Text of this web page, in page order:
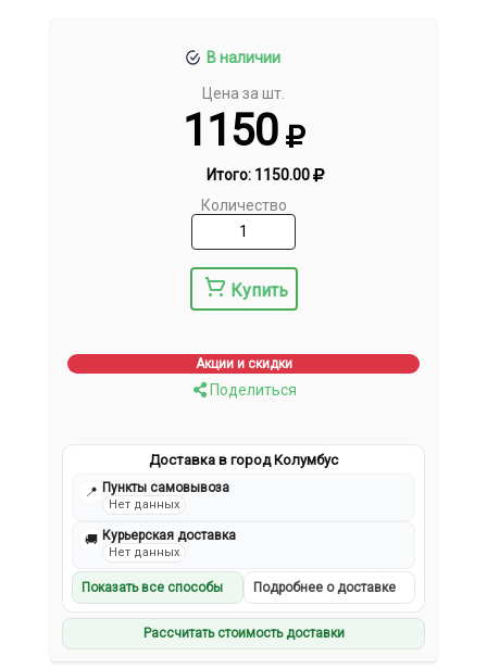
В наличии
Цена за шт.
1150
Итого: 1150.00
Количество
Купить
Акции и скидки
Поделиться
Доставка в город Колумбус
📍 Пункты самовывоза
Нет данных
🚚 Курьерская доставка
Нет данных
Показать все способы Подробнее о доставке
Рассчитать стоимость доставки